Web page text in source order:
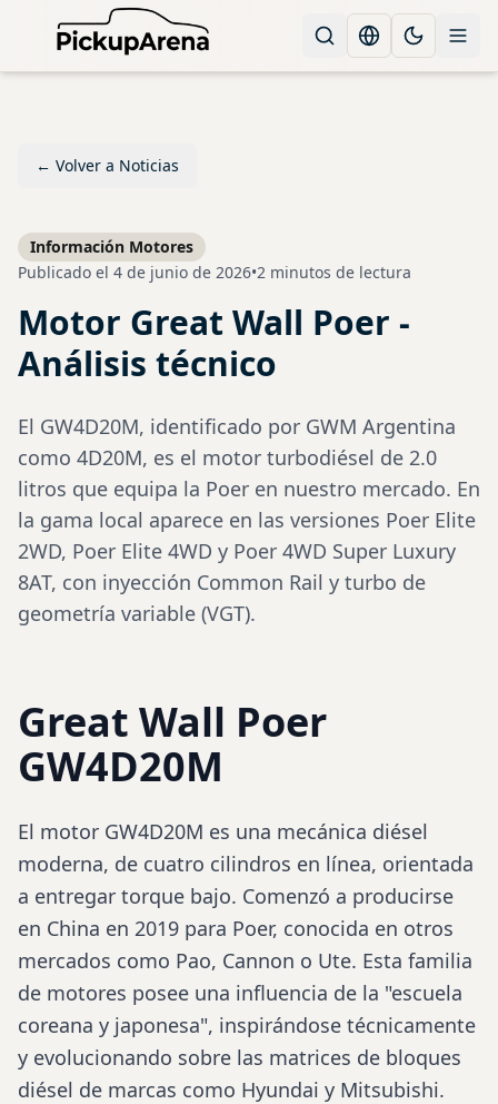
ChangeToggle
← Volver a Noticias
Información Motores
Publicado el 4 de junio de 2026•2 minutos de lectura
Motor Great Wall Poer -
Análisis técnico
El GW4D20M, identificado por GWM Argentina
como 4D20M, es el motor turbodiésel de 2.0
litros que equipa la Poer en nuestro mercado. En
la gama local aparece en las versiones Poer Elite
2WD, Poer Elite 4WD y Poer 4WD Super Luxury
8AT, con inyección Common Rail y turbo de
geometría variable (VGT).
Great Wall Poer
GW4D20M
El motor GW4D20M es una mecánica diésel
moderna, de cuatro cilindros en línea, orientada
a entregar torque bajo. Comenzó a producirse
en China en 2019 para Poer, conocida en otros
mercados como Pao, Cannon o Ute. Esta familia
de motores posee una influencia de la "escuela
coreana y japonesa", inspirándose técnicamente
y evolucionando sobre las matrices de bloques
diésel de marcas como Hyundai y Mitsubishi.